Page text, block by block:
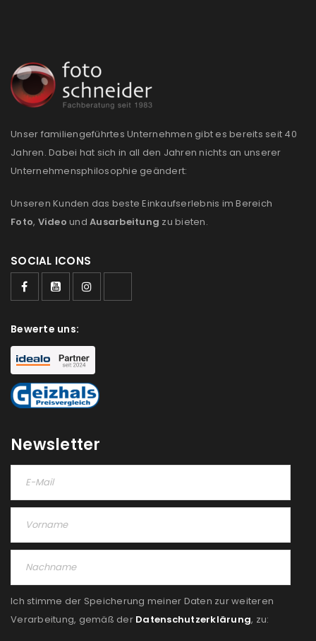
Unser familiengeführtes Unternehmen gibt es bereits seit 40
Jahren. Dabei hat sich in all den Jahren nichts an unserer
Unternehmensphilosophie geändert:
Unseren Kunden das beste Einkaufserlebnis im Bereich
Foto, Video und Ausarbeitung zu bieten.
SOCIAL ICONS
Bewerte uns:
Newsletter
Ich stimme der Speicherung meiner Daten zur weiteren
Verarbeitung, gemäß der Datenschutzerklärung, zu: